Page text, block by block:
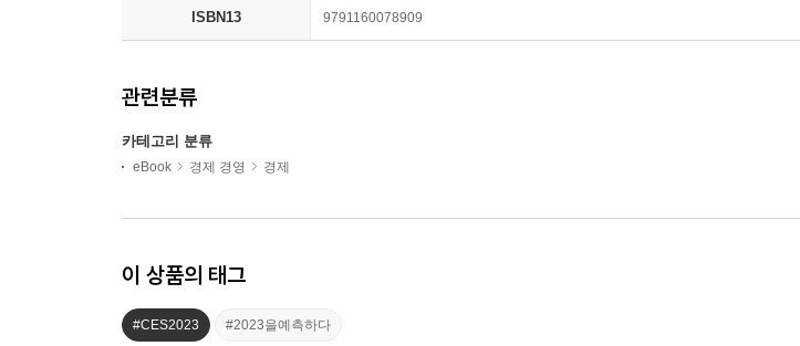
ISBN13 9791160078909
관련분류
카테고리 분류
eBook 경제 경영 경제
이 상품의 태그
#CES2023 #2023을예측하다